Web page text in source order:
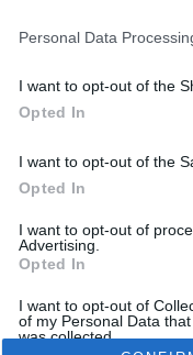
Personal Data
I want to opt-out of the
Opted In
I want to opt-out of the
Opted In
I want to opt-out of
Advertising.
Opted In
I want to opt-out of
of my Personal Data
was collected.